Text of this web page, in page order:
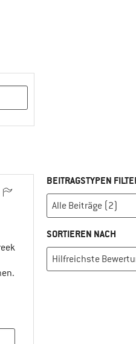
BEITRAGSTYPEN
SORTIEREN NACH